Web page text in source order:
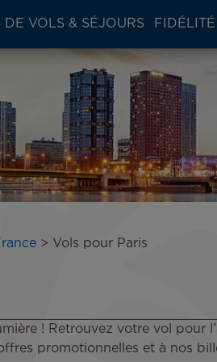
DE VOLS & SÉJOURS FIDÉLITÉ
Vols pour Paris
! Retrouvez votre vol pour
promotionnelles et à nos